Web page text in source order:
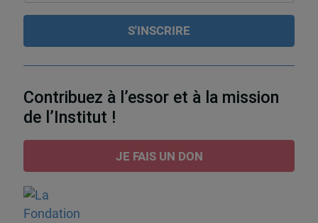
Contribuez à l’essor et à la mission
de l’Institut !
JE FAIS UN DON